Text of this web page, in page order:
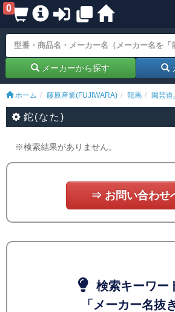
0
メーカーから探す
ホーム 藤原産業(FUJIWARA) 龍馬 園芸道
鉈(なた)
※検索結果がありません。
⇒ お問い合わせ
検索キーワー
「メーカー名抜